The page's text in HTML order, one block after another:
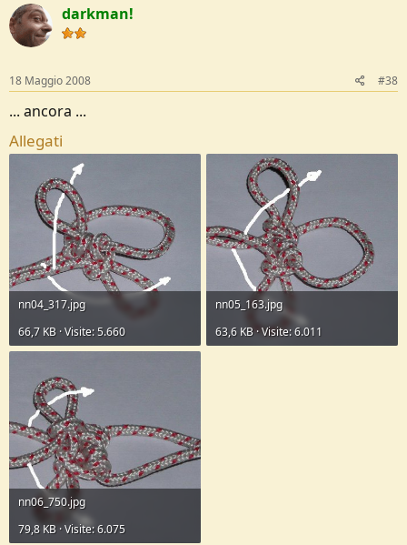
darkman!
18 Maggio 2008 #38
... ancora ...
Allegati
nn04_317.jpg
66,7 KB · Visite: 5.660
nn05_163.jpg
63,6 KB · Visite: 6.011
nn06_750.jpg
79,8 KB · Visite: 6.075